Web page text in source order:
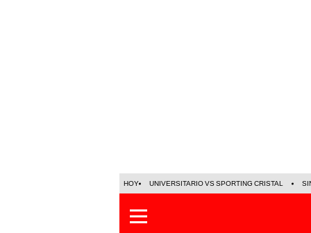
HOY UNIVERSITARIO VS SPORTING CRISTAL